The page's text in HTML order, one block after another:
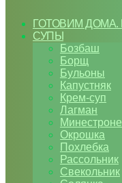
ГОТОВИМ
СУПЫ
Бозбаш
Борщ
Бульоны
Капустняк
Крем-суп
Лагман
Минестроне
Окрошка
Похлебка
Рассольник
Свекольник